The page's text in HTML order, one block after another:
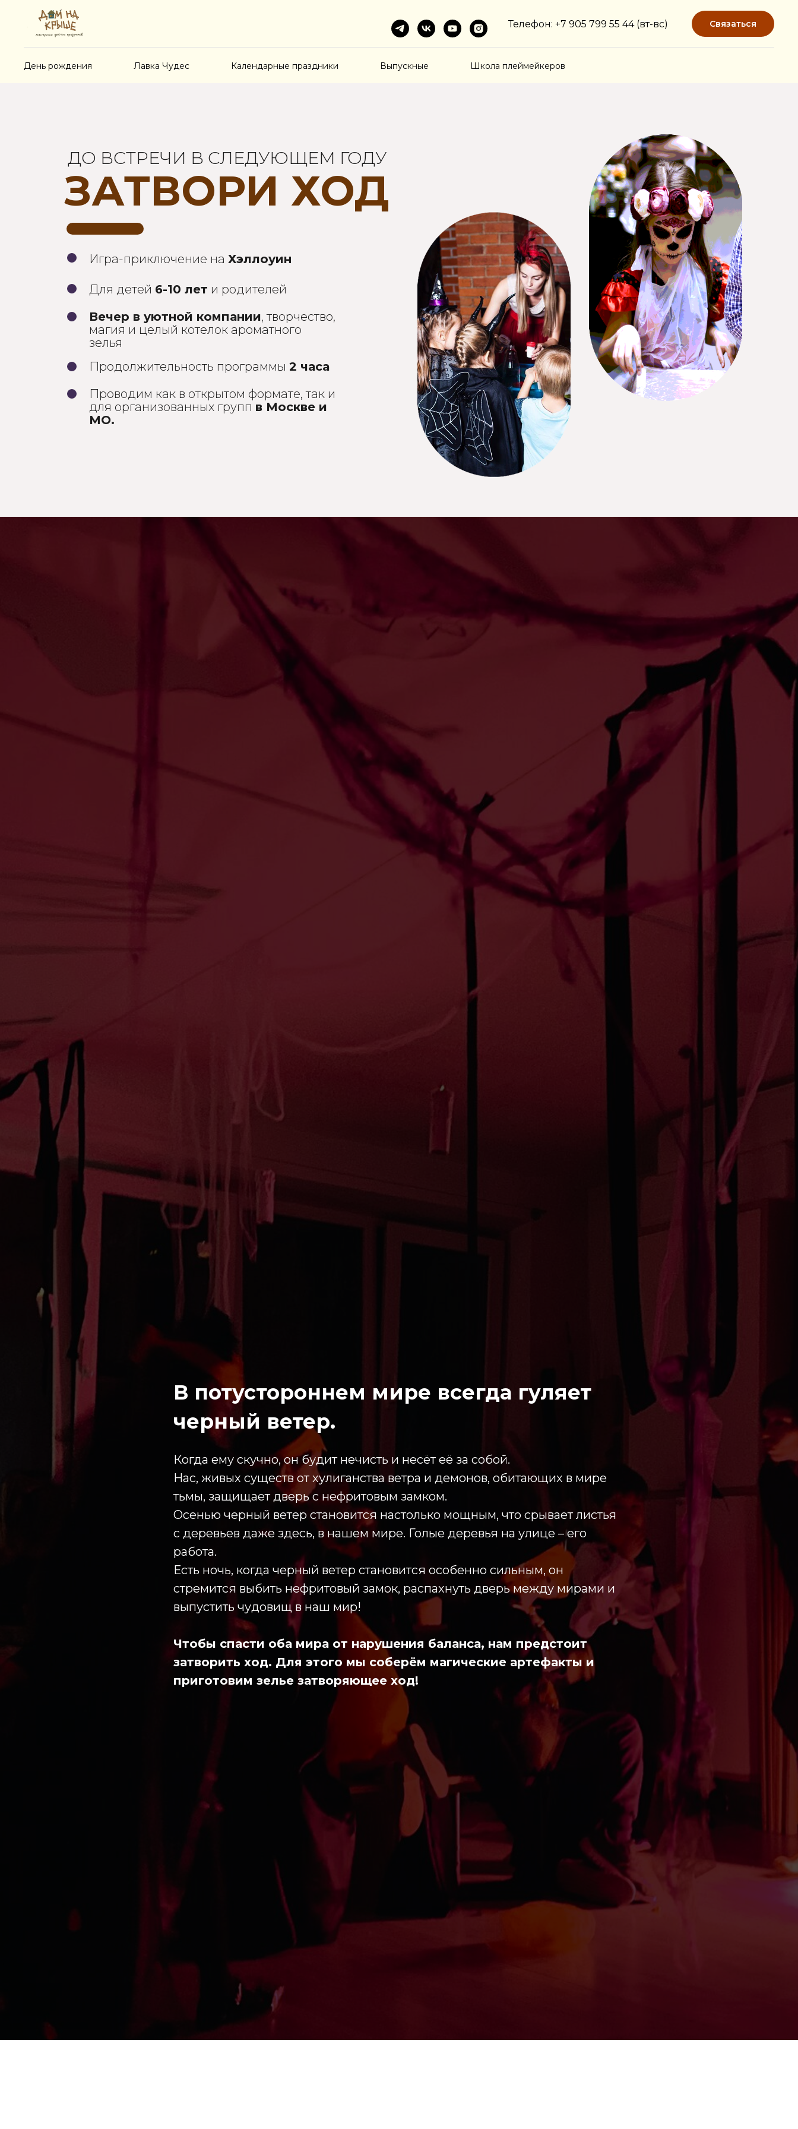
Телефон: +7 905 799 55 44 (вт-вс) Связаться
День рождения Лавка Чудес Календарные праздники Выпускные Школа плеймейкеров
ЗАТВОРИ ХОД
Игра-приключение на Хэллоуин
Вечер в уютной компании, творчество,
магия и целый котелок ароматного
зелья
Для детей 6-10 лет и родителей
Продолжительность программы 2 часа
Проводим как в открытом формате, так и
для организованных групп в Москве и
МО.
ДО ВСТРЕЧИ В СЛЕДУЮЩЕМ ГОДУ
В потустороннем мире всегда гуляет
черный ветер.
Когда ему скучно, он будит нечисть и несёт её за собой.
Нас, живых существ от хулиганства ветра и демонов, обитающих в мире
тьмы, защищает дверь с нефритовым замком.
Осенью черный ветер становится настолько мощным, что срывает листья
с деревьев даже здесь, в нашем мире. Голые деревья на улице – его
работа.
Есть ночь, когда черный ветер становится особенно сильным, он
стремится выбить нефритовый замок, распахнуть дверь между мирами и
выпустить чудовищ в наш мир!
Чтобы спасти оба мира от нарушения баланса, нам предстоит
затворить ход. Для этого мы соберём магические артефакты и
приготовим зелье затворяющее ход!